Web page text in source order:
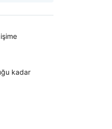
kadar